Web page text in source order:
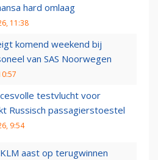
hard omlaag
11:38
komend weekend bij
van SAS Noorwegen
testvlucht voor
Russisch passagierstoestel
9:54
aast op terugwinnen